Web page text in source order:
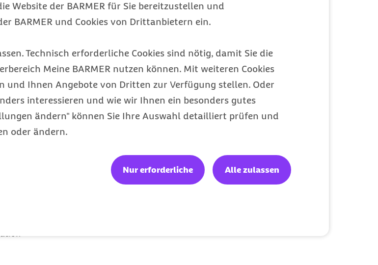
Website der BARMER für Sie bereitzustellen und
BARMER und Cookies von Drittanbietern ein.
Technisch erforderliche Cookies sind nötig, damit Sie die
Meine BARMER nutzen können. Mit weiteren Cookies
und Ihnen Angebote von Dritten zur Verfügung stellen. Oder
interessieren und wie wir Ihnen ein besonders gutes
ändern" können Sie Ihre Auswahl detailliert prüfen und
oder ändern.
Nur erforderliche Alle zulassen